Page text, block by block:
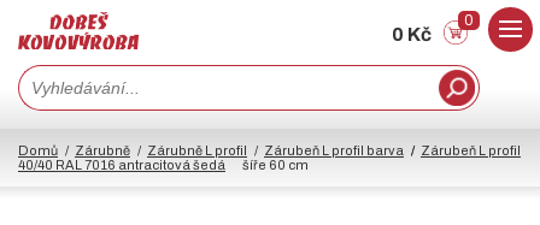
0 Kč
0
Domů Zárubně Zárubně L profil Zárubeň L profil barva
Zárubeň L profil
40/40 RAL 7016 antracitová šedá
šíře 60 cm